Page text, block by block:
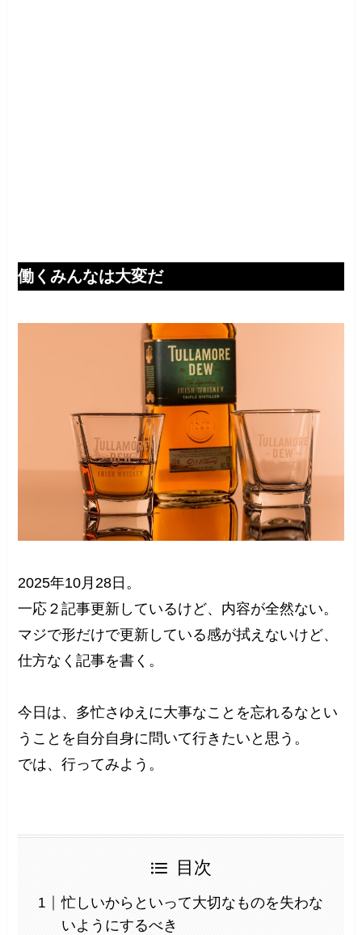
働くみんなは大変だ
2025年10月28日。
一応２記事更新しているけど、内容が全然ない。
マジで形だけで更新している感が拭えないけど、
仕方なく記事を書く。
今日は、多忙さゆえに大事なことを忘れるなとい
うことを自分自身に問いて行きたいと思う。
では、行ってみよう。
目次
忙しいからといって大切なものを失わな
いようにするべき